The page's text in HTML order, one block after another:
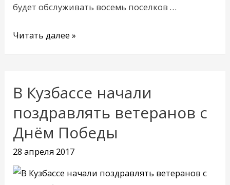
будет обслуживать восемь поселков …
Читать далее »
В Кузбассе начали
поздравлять ветеранов с
Днём Победы
28 апреля 2017
В
Кузбассе
начали
поздравлять
ветеранов
с
Днём